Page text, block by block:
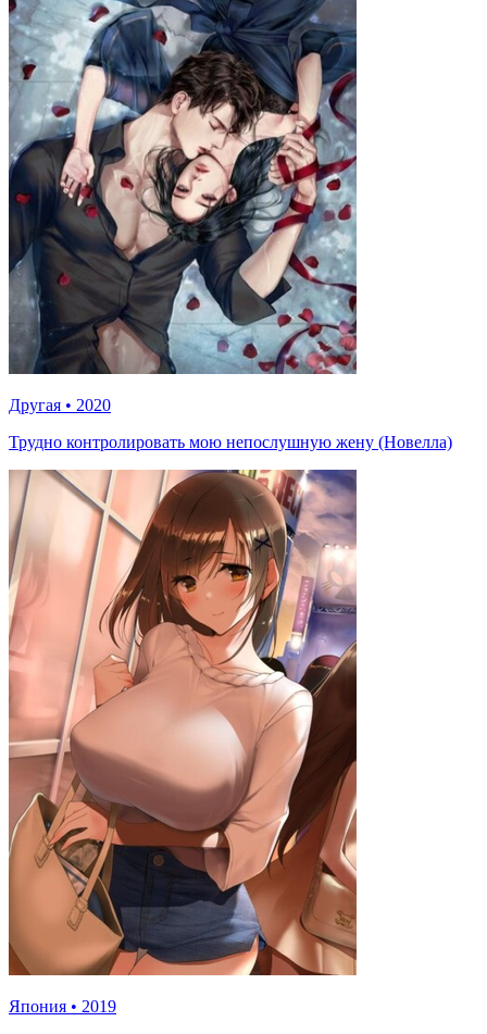
Другая • 2020
Трудно контролировать мою непослушную жену (Новелла)
Япония • 2019